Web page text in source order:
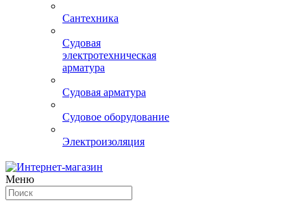
Сантехника
Судовая
электротехническая
арматура
Судовая арматура
Судовое оборудование
Электроизоляция
Меню